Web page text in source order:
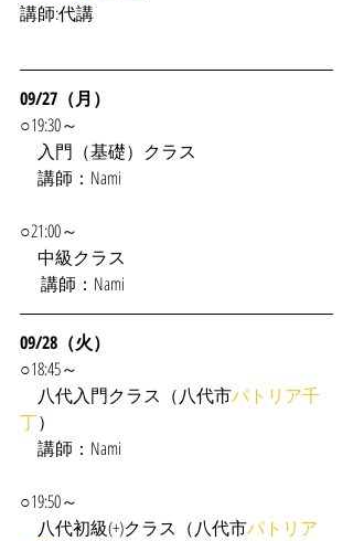
講師:代講
09/27（月）
○19:30～
入門（基礎）クラス
講師：Nami
○21:00～
中級クラス
講師：Nami
09/28（火）
○18:45～
八代入門クラス（八代市パトリア千
丁）
講師：Nami
○19:50～
八代初級(+)クラス（八代市パトリア